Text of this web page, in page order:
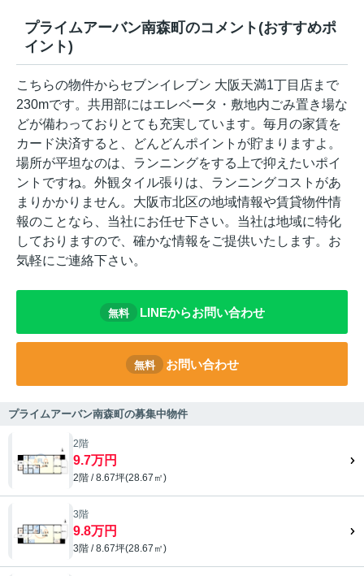
プライムアーバン南森町のコメント(おすすめポ
イント)
こちらの物件からセブンイレブン 大阪天満1丁目店まで
230mです。共用部にはエレベータ・敷地内ごみ置き場な
どが備わっておりとても充実しています。毎月の家賃を
カード決済すると、どんどんポイントが貯まりますよ。
場所が平坦なのは、ランニングをする上で抑えたいポイ
ントですね。外観タイル張りは、ランニングコストがあ
まりかかりません。大阪市北区の地域情報や賃貸物件情
報のことなら、当社にお任せ下さい。当社は地域に特化
しておりますので、確かな情報をご提供いたします。お
気軽にご連絡下さい。
無料 LINEからお問い合わせ
無料 お問い合わせ
プライムアーバン南森町の募集中物件
2階
9.7万円
2階 / 8.67坪(28.67㎡)
3階
9.8万円
3階 / 8.67坪(28.67㎡)